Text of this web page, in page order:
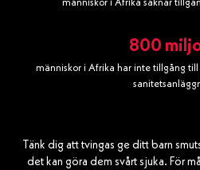
människor i Afrika saknar
800
människor i Afrika har inte tillgång
Tänk dig att tvingas ge ditt barn
det kan göra dem svårt sjuka. För